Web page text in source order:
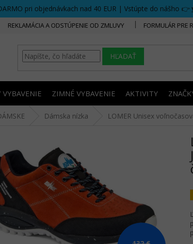
pri objednávkach nad 40 EUR | Vstúpte do nášho 👉
REKLAMÁCIA A ODSTÚPENIE OD ZMLUVY FORMULÁR PRE
HĽADAŤ
ZIMNÉ VYBAVENIE AKTIVITY
Dámska nízka LOMER Unisex